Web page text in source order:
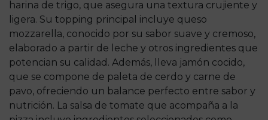
harina de trigo, que asegura una textura crujiente y
ligera. Su topping principal incluye queso
mozzarella, conocido por su sabor suave y cremoso,
elaborado a partir de leche y otros ingredientes que
potencian su calidad. Además, lleva jamón cocido,
que se compone de paleta de cerdo y carne de
pavo, ofreciendo un balance perfecto entre sabor y
nutrición. La salsa de tomate que acompaña a la